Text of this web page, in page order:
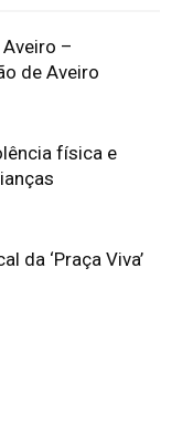
–
de Aveiro
física e
da ‘Praça Viva’